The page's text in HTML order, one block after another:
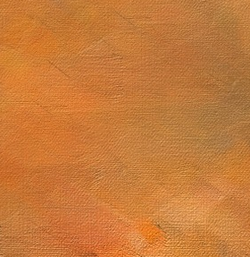
en la primera mitad del siglo XIX y